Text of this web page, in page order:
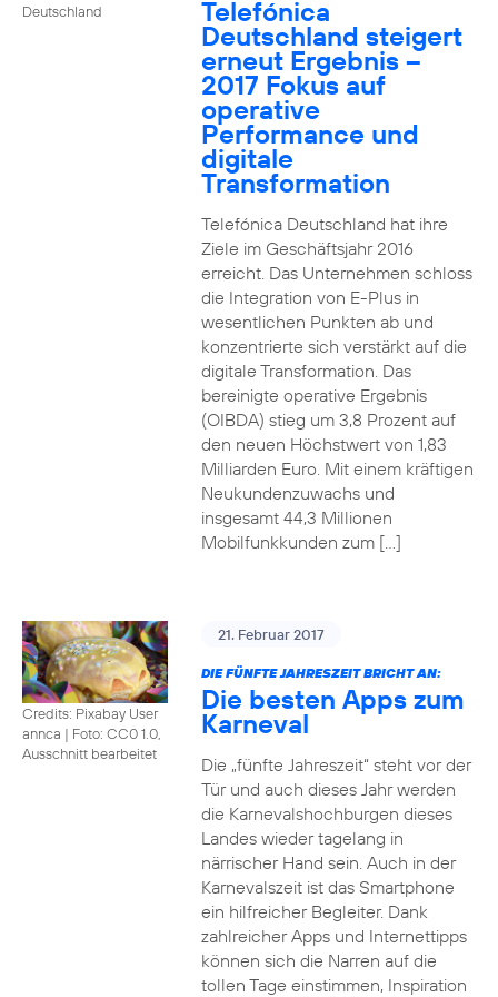
Deutschland
Telefónica
Deutschland steigert
erneut Ergebnis –
2017 Fokus auf
operative
Performance und
digitale
Transformation
Telefónica Deutschland hat ihre
Ziele im Geschäftsjahr 2016
erreicht. Das Unternehmen schloss
die Integration von E-Plus in
wesentlichen Punkten ab und
konzentrierte sich verstärkt auf die
digitale Transformation. Das
bereinigte operative Ergebnis
(OIBDA) stieg um 3,8 Prozent auf
den neuen Höchstwert von 1,83
Milliarden Euro. Mit einem kräftigen
Neukundenzuwachs und
insgesamt 44,3 Millionen
Mobilfunkkunden zum […]
Credits: Pixabay User
annca | Foto: CC0 1.0,
Ausschnitt bearbeitet
21. Februar 2017
DIE FÜNFTE JAHRESZEIT BRICHT AN:
Die besten Apps zum
Karneval
Die „fünfte Jahreszeit“ steht vor der
Tür und auch dieses Jahr werden
die Karnevalshochburgen dieses
Landes wieder tagelang in
närrischer Hand sein. Auch in der
Karnevalszeit ist das Smartphone
ein hilfreicher Begleiter. Dank
zahlreicher Apps und Internettipps
können sich die Narren auf die
tollen Tage einstimmen, Inspiration